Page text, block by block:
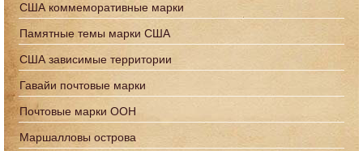
США коммеморативные марки
Памятные темы марки США
США зависимые территории
Гавайи почтовые марки
Почтовые марки ООН
Маршалловы острова